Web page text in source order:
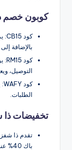
كوبون خصم
بالإضافة
التوصيل،
الطلبات.
تخفيضات ذا
تقدم ذا
باك 40% عند استخدام كود “CB15”.